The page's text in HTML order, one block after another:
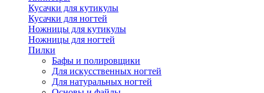
Кусачки для кутикулы
Кусачки для ногтей
Ножницы для кутикулы
Ножницы для ногтей
Пилки
Бафы и полировщики
Для искусственных ногтей
Для натуральных ногтей